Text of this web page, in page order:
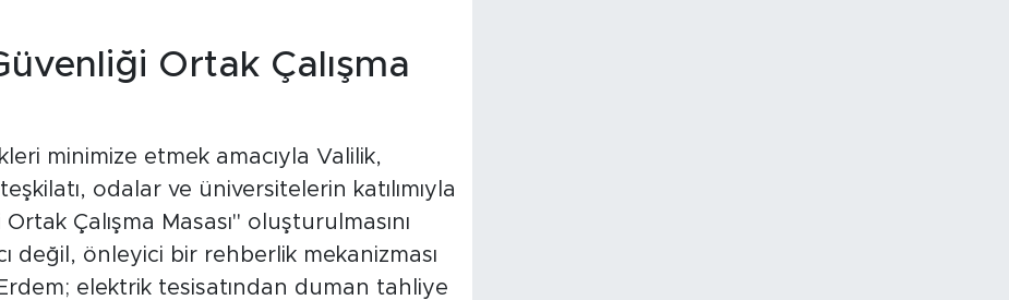
Ortak Çalışma
minimize etmek amacıyla Valilik,
odalar ve üniversitelerin katılımıyla
Çalışma Masası" oluşturulmasını
değil, önleyici bir rehberlik mekanizması
elektrik tesisatından duman tahliye